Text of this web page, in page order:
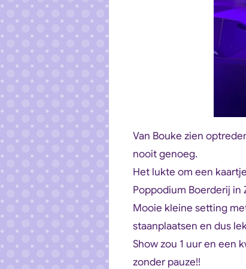
Van Bouke zien
nooit genoeg.
Het lukte om een
Poppodium Boerderij in
Mooie kleine setting
staanplaatsen en dus
Show zou 1 uur en een
zonder pauze!!